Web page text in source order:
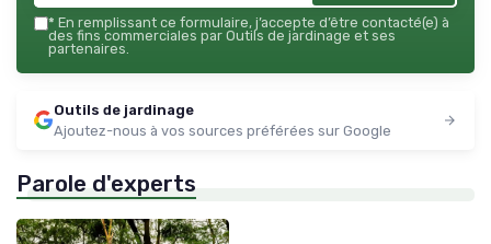
* En remplissant ce formulaire, j’accepte d’être contacté(e) à
des fins commerciales par Outils de jardinage et ses
partenaires.
Outils de jardinage
Ajoutez-nous à vos sources préférées sur Google
Parole d'experts